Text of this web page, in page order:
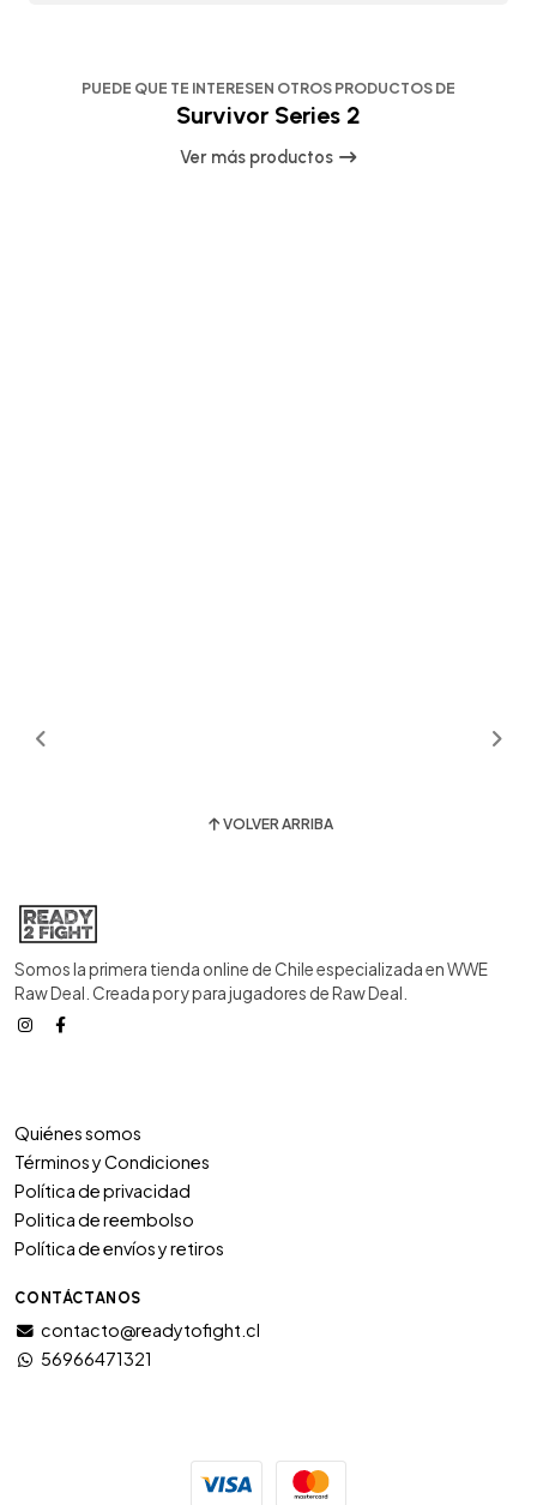
PUEDE QUE TE INTERESEN OTROS PRODUCTOS DE
Survivor Series 2
Ver más productos
VOLVER ARRIBA
Somos la primera tienda online de Chile especializada en WWE
Raw Deal. Creada por y para jugadores de Raw Deal.
Quiénes somos
Términos y Condiciones
Política de privacidad
Politica de reembolso
Política de envíos y retiros
CONTÁCTANOS
contacto@readytofight.cl
56966471321